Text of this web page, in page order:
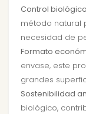
Control
método natural
necesidad de
Formato
envase, este
grandes
Sostenibilidad
biológico,